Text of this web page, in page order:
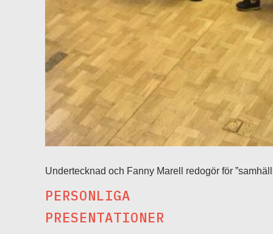
Undertecknad och Fanny Marell redogör för
PERSONLIGA
PRESENTATIONER